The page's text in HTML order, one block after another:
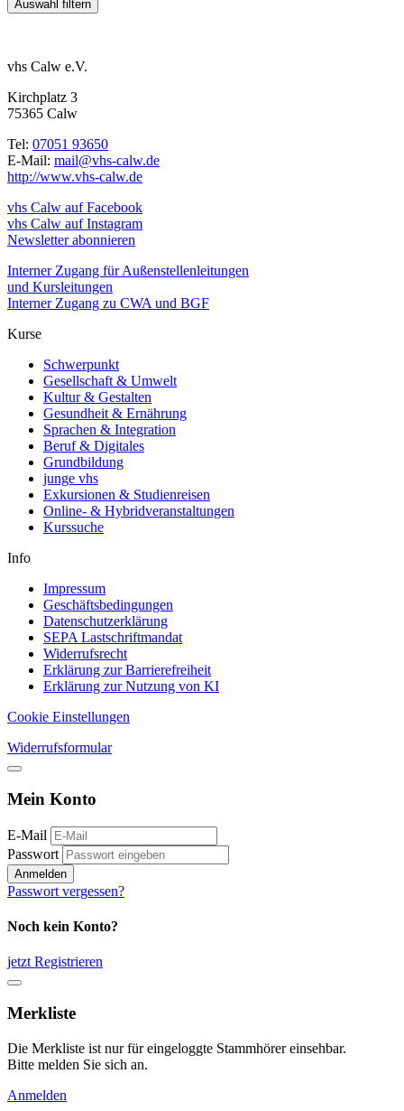
vhs Calw e.V.
Kirchplatz 3
75365 Calw
Tel: 07051 93650
E-Mail: mail@vhs-calw.de
http://www.vhs-calw.de
vhs Calw auf Facebook
vhs Calw auf Instagram
Newsletter abonnieren
Interner Zugang für Außenstellenleitungen
und Kursleitungen
Interner Zugang zu CWA und BGF
Kurse
Schwerpunkt
Gesellschaft & Umwelt
Kultur & Gestalten
Gesundheit & Ernährung
Sprachen & Integration
Beruf & Digitales
Grundbildung
junge vhs
Exkursionen & Studienreisen
Online- & Hybridveranstaltungen
Kurssuche
Info
Impressum
Geschäftsbedingungen
Datenschutzerklärung
SEPA Lastschriftmandat
Widerrufsrecht
Erklärung zur Barrierefreiheit
Erklärung zur Nutzung von KI
Cookie Einstellungen
Widerrufsformular
Mein Konto
E-Mail
Passwort
Anmelden
Passwort vergessen?
Noch kein Konto?
jetzt Registrieren
Merkliste
Die Merkliste ist nur für eingeloggte Stammhörer einsehbar.
Bitte melden Sie sich an.
Anmelden